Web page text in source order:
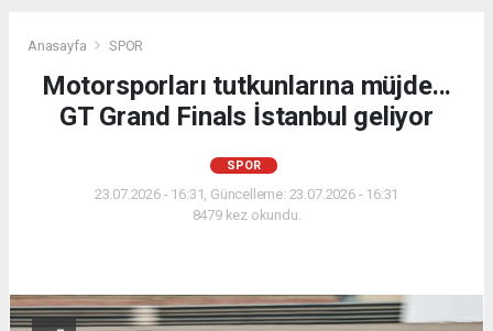
Anasayfa SPOR
Motorsporları tutkunlarına müjde...
GT Grand Finals İstanbul geliyor
SPOR
23.07.2026 - 16:31, Güncelleme: 23.07.2026 - 16:31
8479 kez okundu.